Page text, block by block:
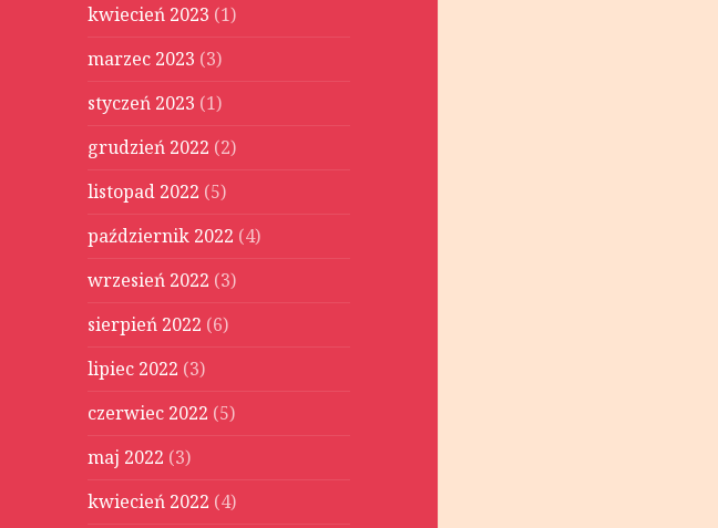
kwiecień 2023 (1)
marzec 2023 (3)
styczeń 2023 (1)
grudzień 2022 (2)
listopad 2022 (5)
październik 2022 (4)
wrzesień 2022 (3)
sierpień 2022 (6)
lipiec 2022 (3)
czerwiec 2022 (5)
maj 2022 (3)
kwiecień 2022 (4)